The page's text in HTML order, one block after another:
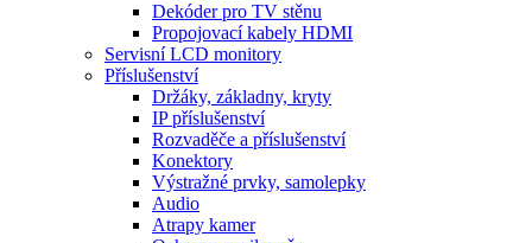
Dekóder pro TV stěnu
Propojovací kabely HDMI
Servisní LCD monitory
Příslušenství
Držáky, základny, kryty
IP příslušenství
Rozvaděče a příslušenství
Konektory
Výstražné prvky, samolepky
Audio
Atrapy kamer